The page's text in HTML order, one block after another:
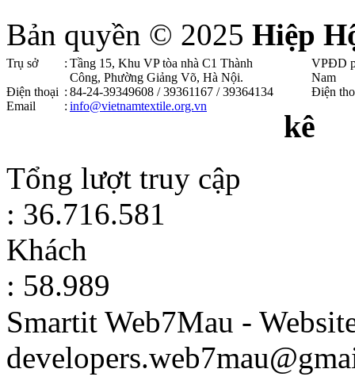
Bản quyền © 2025 Hiệp
Trụ sở : Tầng 15, Khu VP tòa nhà C1 Thành
Công, Phường Giảng Võ, Hà Nội .
Điện thoại : 84-24-39349608 / 39361167 / 39364134
Email
: info@vietnamtextile.org.vn
VPĐD
Nam
Điện
kê
Tổng lượt truy cập
: 36.716.581
Khách
: 58.989
Smartit Web7Mau -